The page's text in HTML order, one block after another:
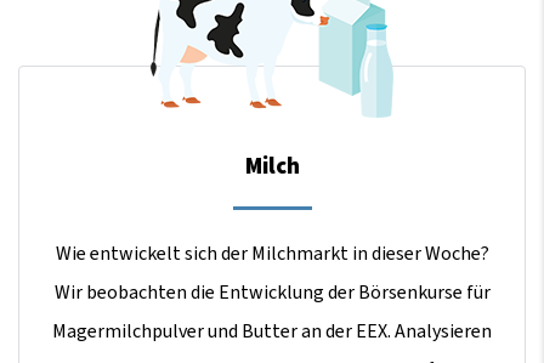
Milch
Wie entwickelt sich der Milchmarkt in dieser Woche?
Wir beobachten die Entwicklung der Börsenkurse für
Magermilchpulver und Butter an der EEX. Analysieren